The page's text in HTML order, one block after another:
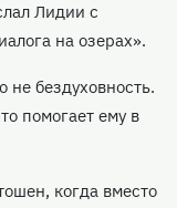
Лидии с
на озерах».
не бездуховность.
помогает ему в
когда вместо